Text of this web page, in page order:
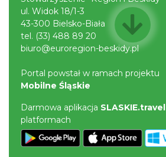
ul. Widok 18/1-3
43-300 Bielsko-Biała
tel. (33) 488 89 20
biuro@euroregion-beskidy.pl
Portal powstał w ramach projektu
Mobilne Śląskie
Darmowa aplikacja SLASKIE.travel
platformach